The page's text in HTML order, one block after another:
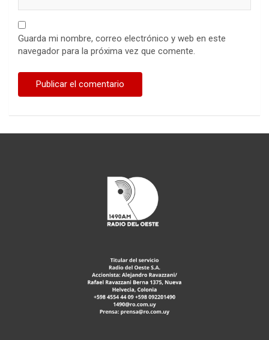
Guarda mi nombre, correo electrónico y web en este
navegador para la próxima vez que comente.